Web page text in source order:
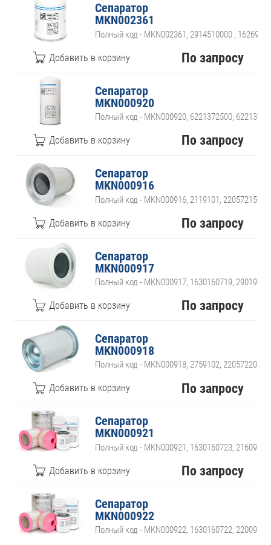
Сепаратор
MKN002361
Полный код - MKN002361, 2914510000 ,
По запросу
Сепаратор
MKN000920
Полный код - MKN000920, 6221372500,
По запросу
Сепаратор
MKN000916
Полный код - MKN000916, 2119101, 2205721591
По запросу
Сепаратор
MKN000917
Полный код - MKN000917, 1630160719,
По запросу
Сепаратор
MKN000918
Полный код - MKN000918, 2759102, 2205722084,
По запросу
Сепаратор
MKN000921
Полный код - MKN000921, 1630160723,
По запросу
Сепаратор
MKN000922
Полный код - MKN000922, 1630160722, 22009101